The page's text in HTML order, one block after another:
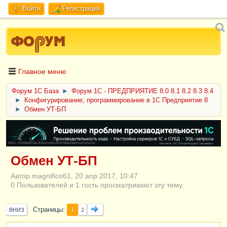
Войти Регистрация
Главное меню
Форум 1C База ►
Форум 1С - ПРЕДПРИЯТИЕ 8.0 8.1 8.2 8.3 8.4
►
Конфигурирование, программирование в 1С Предприятие 8
►
Обмен УТ-БП
ERID: CQH36pWzJqVJD4xVLsnhcU4hVPNjkBZe8KKxjJiYySyZAz
Обмен УТ-БП
Автор magnifico61, 20 апр 2017, 10:47
0 Пользователей и 1 гость просматривают эту тему.
ВНИЗ Страницы 1 2